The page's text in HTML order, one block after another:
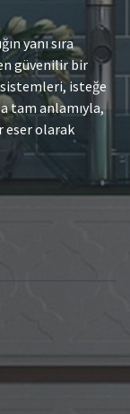
yanı sıra
güvenilir bir
isteğe
tam anlamıyla,
eser olarak